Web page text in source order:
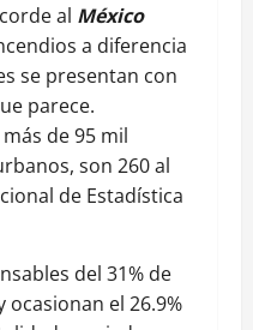
al México
a diferencia
se presentan con
parece.
de 95 mil
son 260 al
de Estadística
del 31% de
ocasionan el 26.9%